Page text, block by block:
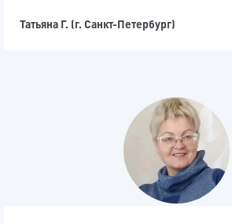
Татьяна Г. (г. Санкт-Петербург)